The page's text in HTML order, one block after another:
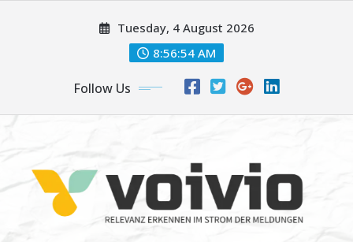
Tuesday, 4 August 2026
8:56:55 AM
Follow Us